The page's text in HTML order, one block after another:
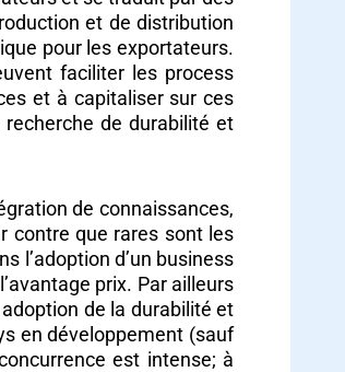
et de distribution
pour les exportateurs.
faciliter les process
et à capitaliser sur ces
de durabilité et
de connaissances,
contre que rares sont les
l’adoption d’un business
prix. Par ailleurs
de la durabilité et
en développement (sauf
est intense; à